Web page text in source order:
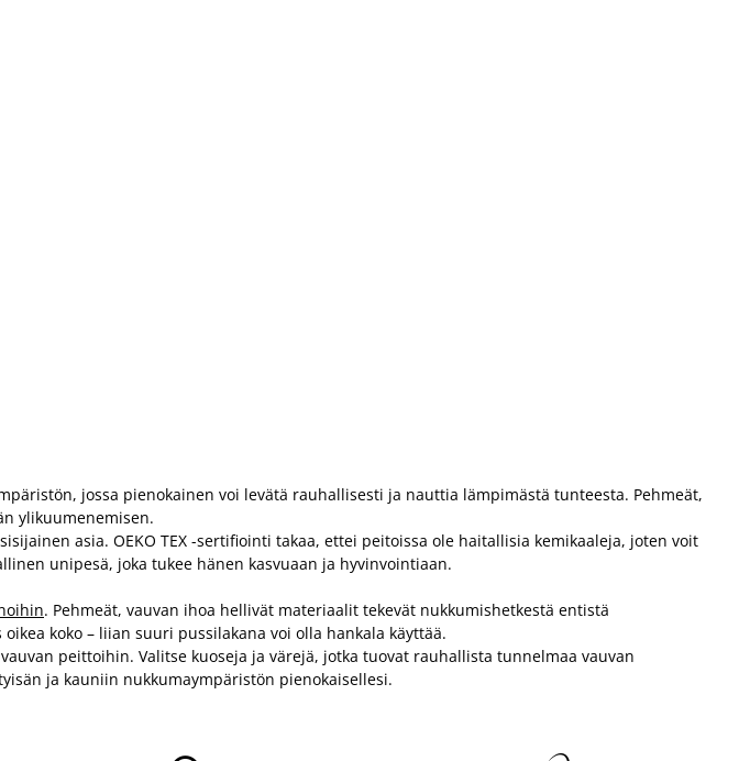
jossa pienokainen voi levätä rauhallisesti ja nauttia lämpimästä tunteesta. Pehmeät,
ylikuumenemisen.
asia. OEKO TEX -sertifiointi takaa, ettei peitoissa ole haitallisia kemikaaleja, joten voit
unipesä, joka tukee hänen kasvuaan ja hyvinvointiaan.
. Pehmeät, vauvan ihoa hellivät materiaalit tekevät nukkumishetkestä entistä
oikea koko – liian suuri pussilakana voi olla hankala käyttää.
peittoihin. Valitse kuoseja ja värejä, jotka tuovat rauhallista tunnelmaa vauvan
ja kauniin nukkumaympäristön pienokaisellesi.